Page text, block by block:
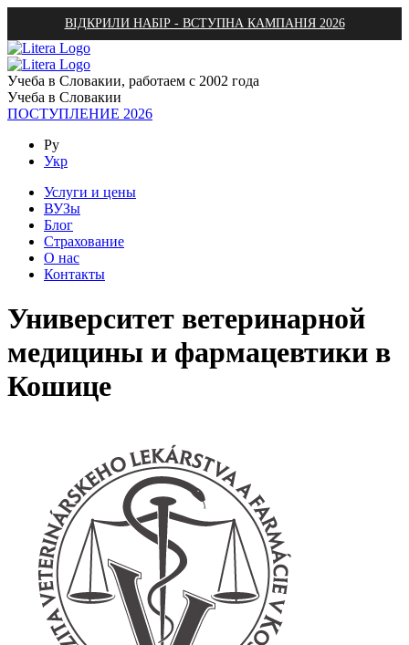
ВІДКРИЛИ НАБІР - ВСТУПНА КАМПАНІЯ 2026
Учеба в Словакии, работаем с 2002 года
Учеба в Словакии
ПОСТУПЛЕНИЕ 2026
Ру
Укр
Услуги и цены
ВУЗы
Блог
Страхование
О нас
Контакты
Университет ветеринарной
медицины и фармацевтики в
Кошице